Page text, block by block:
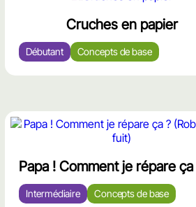
Cruches en papier
Débutant Concepts de base
محتوى
Papa ! Comment je répare
Intermédiaire Concepts de base